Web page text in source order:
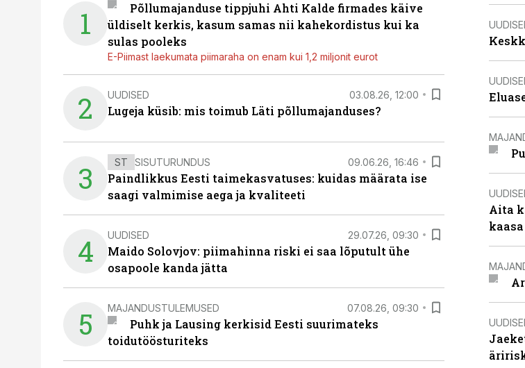
1
Põllumajanduse tippjuhi Ahti Kalde firmades käive
üldiselt kerkis, kasum samas nii kahekordistus kui ka
sulas pooleks
E-Piimast laekumata piimaraha on enam kui 1,2 miljonit eurot
2 UUDISED 03.08.26, 12:00
Lugeja küsib: mis toimub Läti põllumajanduses?
3 ST SISUTURUNDUS 09.06.26, 16:46
Paindlikkus Eesti taimekasvatuses: kuidas määrata ise
saagi valmimise aega ja kvaliteeti
4 UUDISED 29.07.26, 09:30
Maido Solovjov: piimahinna riski ei saa lõputult ühe
osapoole kanda jätta
5 MAJANDUSTULEMUSED 07.08.26, 09:30
Puhk ja Lausing kerkisid Eesti suurimateks
toidutöösturiteks
Aita